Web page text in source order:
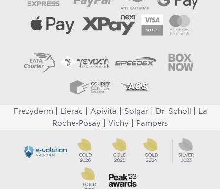
Frezyderm Lierac Apivita Solgar| Dr. Scholl
La
Roche-Posay
Vichy Pampers